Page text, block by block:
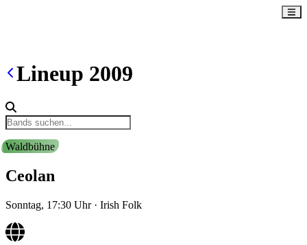
Lineup 2009
Waldbühne
Ceolan
Sonntag, 17:30 Uhr· Irish Folk